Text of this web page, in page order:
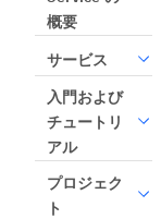
概要
サービス
入門および
チュートリ
アル
プロジェク
ト